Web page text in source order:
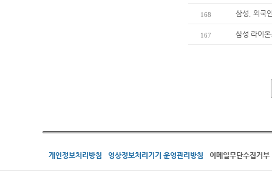
168 삼성, 외국
167 삼성 라이
개인정보처리방침 영상정보처리기기 운영관리방침 이메일무단수집거부